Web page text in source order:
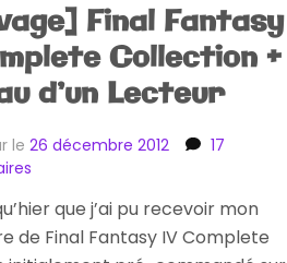
Final Fantasy
Collection +
d’un Lecteur
le 26 décembre 2012
17
Final
Fantasy
IV
que j’ai pu recevoir mon
de Final Fantasy IV Complete